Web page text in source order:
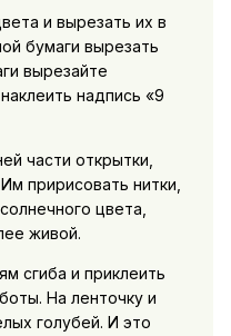
и вырезать их в
бумаги вырезать
вырезайте
надпись «9
части открытки,
пририсовать нитки,
цвета,
живой.
сгиба и приклеить
На ленточку и
голубей. И это